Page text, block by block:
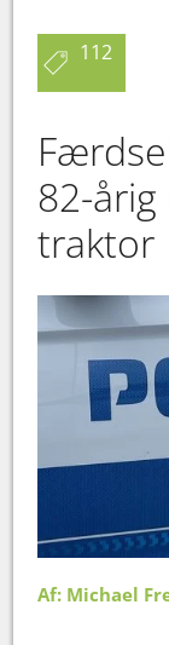
112
82-
traktor
Af: Michael